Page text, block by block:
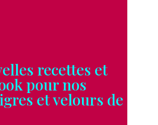
recettes et
look pour nos
et velours de